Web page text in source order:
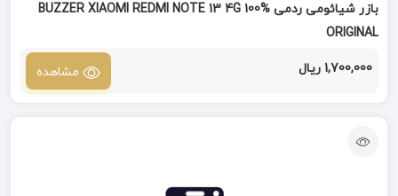
بازر شیائومی ردمی BUZZER XIAOMI REDMI NOTE 13 4G 100%
ORIGINAL
1,700,000 ریال مشاهده